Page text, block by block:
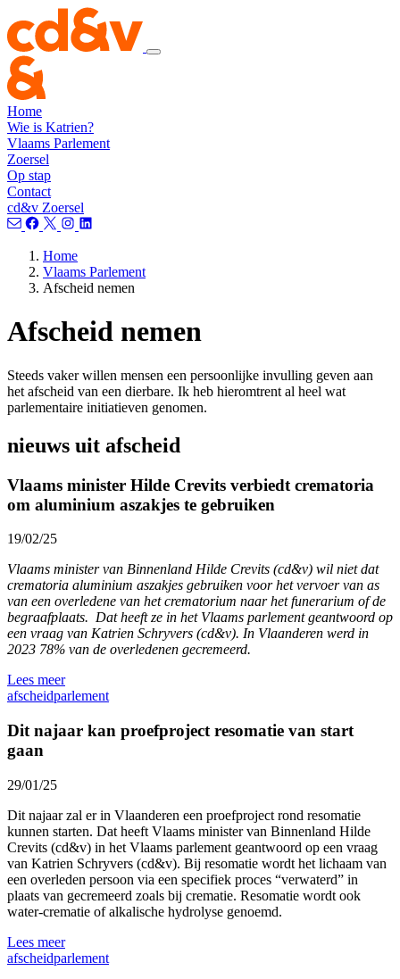
Home
Wie is Katrien?
Vlaams Parlement
Zoersel
Op stap
Contact
cd&v Zoersel
Home
Vlaams Parlement
Afscheid nemen
Afscheid nemen
Steeds vaker willen mensen een persoonlijke invulling geven aan
het afscheid van een dierbare. Ik heb hieromtrent al heel wat
parlementaire initiatieven genomen.
nieuws uit afscheid
Vlaams minister Hilde Crevits verbiedt crematoria
om aluminium aszakjes te gebruiken
19/02/25
Vlaams minister van Binnenland Hilde Crevits (cd&v) wil niet dat
crematoria aluminium aszakjes gebruiken voor het vervoer van as
van een overledene van het crematorium naar het funerarium of de
begraafplaats. Dat heeft ze in het Vlaams parlement geantwoord op
een vraag van Katrien Schryvers (cd&v). In Vlaanderen werd in
2023 78% van de overledenen gecremeerd.
Lees meer
afscheidparlement
Dit najaar kan proefproject resomatie van start
gaan
29/01/25
Dit najaar zal er in Vlaanderen een proefproject rond resomatie
kunnen starten. Dat heeft Vlaams minister van Binnenland Hilde
Crevits (cd&v) in het Vlaams parlement geantwoord op een vraag
van Katrien Schryvers (cd&v). Bij resomatie wordt het lichaam van
een overleden persoon via een specifiek proces “verwaterd” in
plaats van gecremeerd zoals bij crematie. Resomatie wordt ook
water-crematie of alkalische hydrolyse genoemd.
Lees meer
afscheidparlement